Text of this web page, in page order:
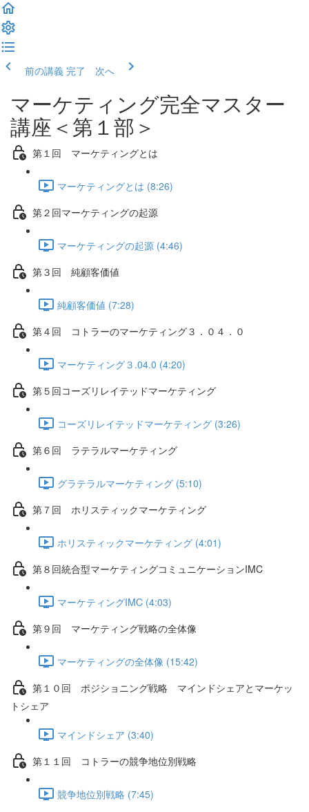
前の講義 完了 次へ
マーケティング完全マスター
講座＜第１部＞
第１回 マーケティングとは
マーケティングとは (8:26)
第２回マーケティングの起源
マーケティングの起源 (4:46)
第３回 純顧客価値
純顧客価値 (7:28)
第４回 コトラーのマーケティング３．０４．０
マーケティング３.04.0 (4:20)
第５回コーズリレイテッドマーケティング
コーズリレイテッドマーケティング (3:26)
第６回 ラテラルマーケティング
グラテラルマーケティング (5:10)
第７回 ホリスティックマーケティング
ホリスティックマーケティング (4:01)
第８回統合型マーケティングコミュニケーションIMC
マーケティングIMC (4:03)
第９回 マーケティング戦略の全体像
マーケティングの全体像 (15:42)
第１０回 ポジショニング戦略 マインドシェアとマーケッ
トシェア
マインドシェア (3:40)
第１１回 コトラーの競争地位別戦略
競争地位別戦略 (7:45)